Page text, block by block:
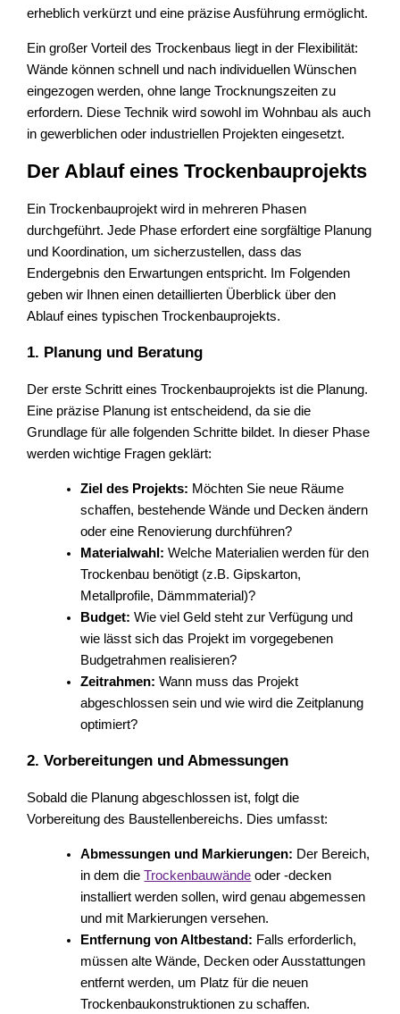
erheblich verkürzt und eine präzise Ausführung ermöglicht.
Ein großer Vorteil des Trockenbaus liegt in der Flexibilität:
Wände können schnell und nach individuellen Wünschen
eingezogen werden, ohne lange Trocknungszeiten zu
erfordern. Diese Technik wird sowohl im Wohnbau als auch
in gewerblichen oder industriellen Projekten eingesetzt.
Der Ablauf eines Trockenbauprojekts
Ein Trockenbauprojekt wird in mehreren Phasen
durchgeführt. Jede Phase erfordert eine sorgfältige Planung
und Koordination, um sicherzustellen, dass das
Endergebnis den Erwartungen entspricht. Im Folgenden
geben wir Ihnen einen detaillierten Überblick über den
Ablauf eines typischen Trockenbauprojekts.
1. Planung und Beratung
Der erste Schritt eines Trockenbauprojekts ist die Planung.
Eine präzise Planung ist entscheidend, da sie die
Grundlage für alle folgenden Schritte bildet. In dieser Phase
werden wichtige Fragen geklärt:
Ziel des Projekts: Möchten Sie neue Räume
schaffen, bestehende Wände und Decken ändern
oder eine Renovierung durchführen?
Materialwahl: Welche Materialien werden für den
Trockenbau benötigt (z.B. Gipskarton,
Metallprofile, Dämmmaterial)?
Budget: Wie viel Geld steht zur Verfügung und
wie lässt sich das Projekt im vorgegebenen
Budgetrahmen realisieren?
Zeitrahmen: Wann muss das Projekt
abgeschlossen sein und wie wird die Zeitplanung
optimiert?
2. Vorbereitungen und Abmessungen
Sobald die Planung abgeschlossen ist, folgt die
Vorbereitung des Baustellenbereichs. Dies umfasst:
Abmessungen und Markierungen: Der Bereich,
in dem dieTrockenbauwände oder -decken
installiert werden sollen, wird genau abgemessen
und mit Markierungen versehen.
Entfernung von Altbestand: Falls erforderlich,
müssen alte Wände, Decken oder Ausstattungen
entfernt werden, um Platz für die neuen
Trockenbaukonstruktionen zu schaffen.